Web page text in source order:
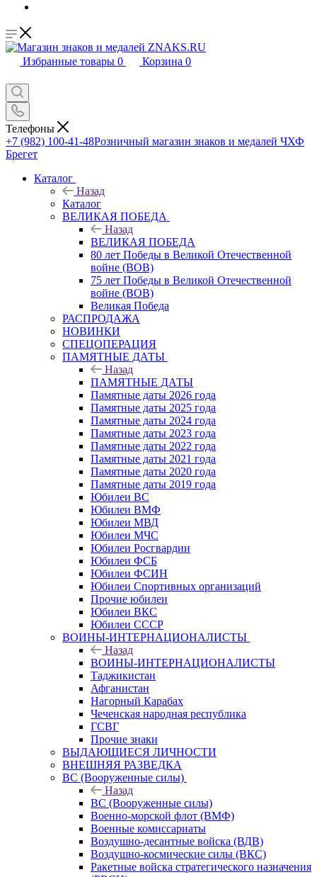
Избранные товары 0 Корзина 0
Телефоны
+7 (982) 100-41-48Розничный магазин знаков и медалей ЧХФ
Брегет
Каталог
Назад
Каталог
ВЕЛИКАЯ ПОБЕДА
Назад
ВЕЛИКАЯ ПОБЕДА
80 лет Победы в Великой Отечественной
войне (ВОВ)
75 лет Победы в Великой Отечественной
войне (ВОВ)
Великая Победа
РАСПРОДАЖА
НОВИНКИ
СПЕЦОПЕРАЦИЯ
ПАМЯТНЫЕ ДАТЫ
Назад
ПАМЯТНЫЕ ДАТЫ
Памятные даты 2026 года
Памятные даты 2025 года
Памятные даты 2024 года
Памятные даты 2023 года
Памятные даты 2022 года
Памятные даты 2021 года
Памятные даты 2020 года
Памятные даты 2019 года
Юбилеи ВС
Юбилеи ВМФ
Юбилеи МВД
Юбилеи МЧС
Юбилеи Росгвардии
Юбилеи ФСБ
Юбилеи ФСИН
Юбилеи Спортивных организаций
Прочие юбилеи
Юбилеи ВКС
Юбилеи СССР
ВОИНЫ-ИНТЕРНАЦИОНАЛИСТЫ
Назад
ВОИНЫ-ИНТЕРНАЦИОНАЛИСТЫ
Таджикистан
Афганистан
Нагорный Карабах
Чеченская народная республика
ГСВГ
Прочие знаки
ВЫДАЮЩИЕСЯ ЛИЧНОСТИ
ВНЕШНЯЯ РАЗВЕДКА
ВС (Вооруженные силы)
Назад
ВС (Вооруженные силы)
Военно-морской флот (ВМФ)
Военные комиссариаты
Воздушно-десантные войска (ВДВ)
Воздушно-космические силы (ВКС)
Ракетные войска стратегического назначения